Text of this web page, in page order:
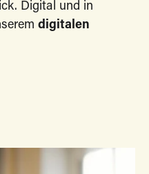
Digital und in
digitalen